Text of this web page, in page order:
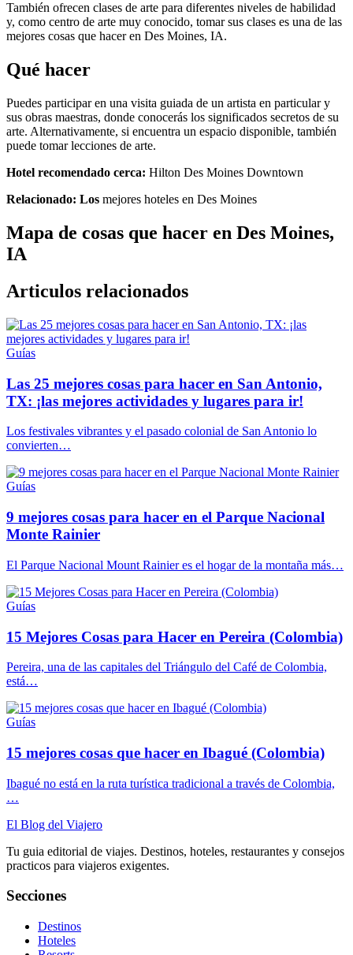
También ofrecen clases de arte para diferentes niveles de habilidad
y, como centro de arte muy conocido, tomar sus clases es una de las
mejores cosas que hacer en Des Moines, IA.
Qué hacer
Puedes participar en una visita guiada de un artista en particular y
sus obras maestras, donde conocerás los significados secretos de su
arte. Alternativamente, si encuentra un espacio disponible, también
puede tomar lecciones de arte.
Hotel recomendado cerca: Hilton Des Moines Downtown
Relacionado: Los mejores hoteles en Des Moines
Mapa de cosas que hacer en Des Moines,
IA
Articulos relacionados
Guías
Las 25 mejores cosas para hacer en San Antonio,
TX: ¡las mejores actividades y lugares para ir!
Los festivales vibrantes y el pasado colonial de San Antonio lo
convierten…
Guías
9 mejores cosas para hacer en el Parque Nacional
Monte Rainier
El Parque Nacional Mount Rainier es el hogar de la montaña más…
Guías
15 Mejores Cosas para Hacer en Pereira (Colombia)
Pereira, una de las capitales del Triángulo del Café de Colombia,
está…
Guías
15 mejores cosas que hacer en Ibagué (Colombia)
Ibagué no está en la ruta turística tradicional a través de Colombia,
…
El Blog del Viajero
Tu guia editorial de viajes. Destinos, hoteles, restaurantes y consejos
practicos para viajeros exigentes.
Secciones
Destinos
Hoteles